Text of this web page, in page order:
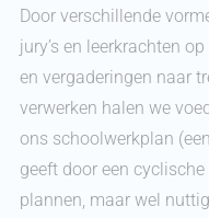
Door verschillende
jury’s en leerkrachten
en vergaderingen naar
verwerken halen we
ons schoolwerkplan
geeft door een
plannen, maar wel